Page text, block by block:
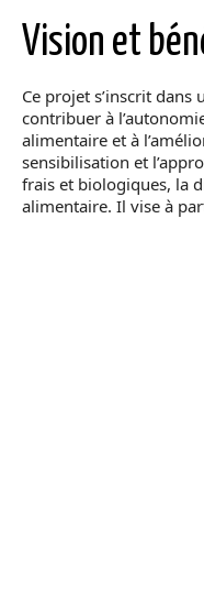
Vision et
Ce projet s’inscrit
contribuer à
alimentaire et à
sensibilisation et
frais et biologiques, la
alimentaire. Il vise à